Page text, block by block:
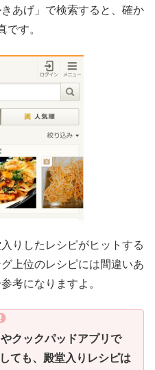
あげ」で検索すると、確か
です。
りしたレシピがヒットする
上位のレシピには間違いあ
考になりますよ。
クックパッドアプリで
ても、殿堂入りレシピは